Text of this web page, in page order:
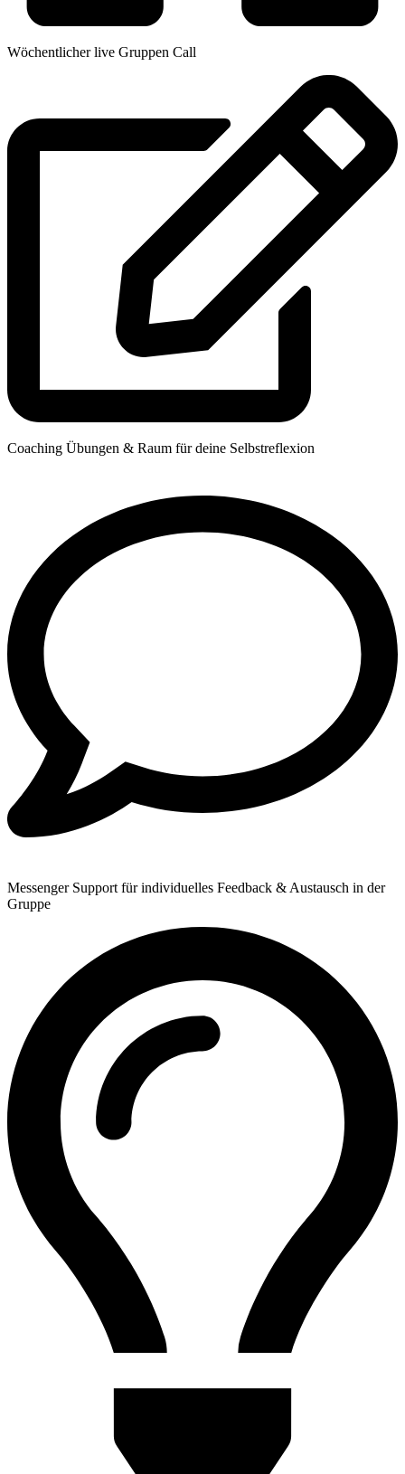
Wöchentlicher live Gruppen Call
Coaching Übungen & Raum für deine Selbstreflexion
Messenger Support für individuelles Feedback & Austausch in der
Gruppe